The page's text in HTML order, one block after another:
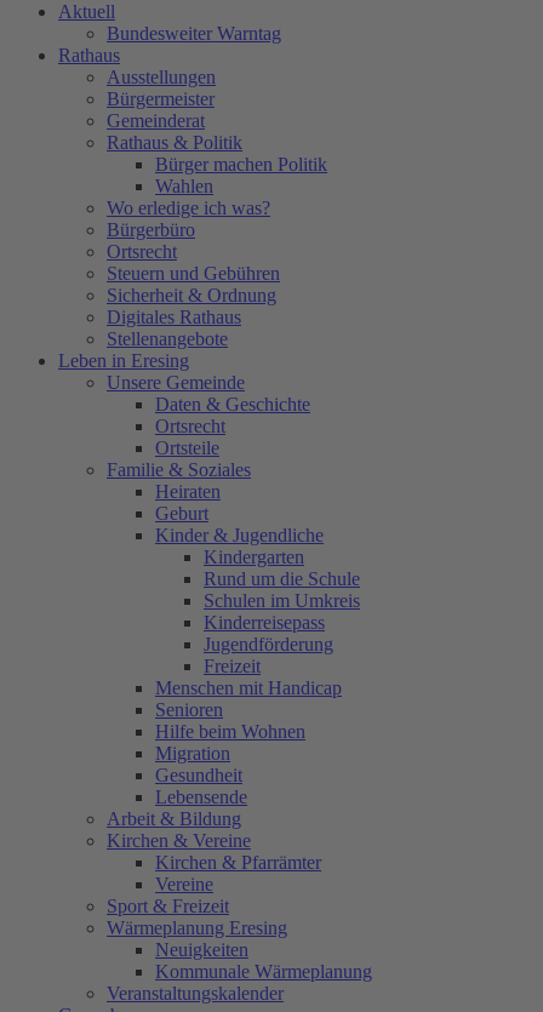
Aktuell
Bundesweiter Warntag
Rathaus
Ausstellungen
Bürgermeister
Gemeinderat
Rathaus & Politik
Bürger machen Politik
Wahlen
Wo erledige ich was?
Bürgerbüro
Ortsrecht
Steuern und Gebühren
Sicherheit & Ordnung
Digitales Rathaus
Stellenangebote
Leben in Eresing
Unsere Gemeinde
Daten & Geschichte
Ortsrecht
Ortsteile
Familie & Soziales
Heiraten
Geburt
Kinder & Jugendliche
Kindergarten
Rund um die Schule
Schulen im Umkreis
Kinderreisepass
Jugendförderung
Freizeit
Menschen mit Handicap
Senioren
Hilfe beim Wohnen
Migration
Gesundheit
Lebensende
Arbeit & Bildung
Kirchen & Vereine
Kirchen & Pfarrämter
Vereine
Sport & Freizeit
Wärmeplanung Eresing
Neuigkeiten
Kommunale Wärmeplanung
Veranstaltungskalender